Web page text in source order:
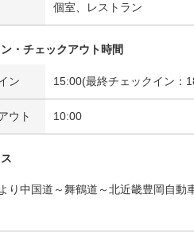
個室、レストラン
・チェックアウト時間
ン 15:00(最終チェックイン：
ウト 10:00
り中国道～舞鶴道～北近畿豊岡自